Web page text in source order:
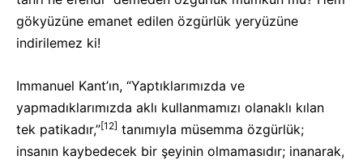
gökyüzüne emanet edilen özgürlük yeryüzüne
indirilemez ki!
Immanuel Kant’ın, “Yaptıklarımızda ve
yapmadıklarımızda aklı kullanmamızı olanaklı kılan
tek patikadır,”[12] tanımıyla müsemma özgürlük;
insanın kaybedecek bir şeyinin olmamasıdır; inanarak,